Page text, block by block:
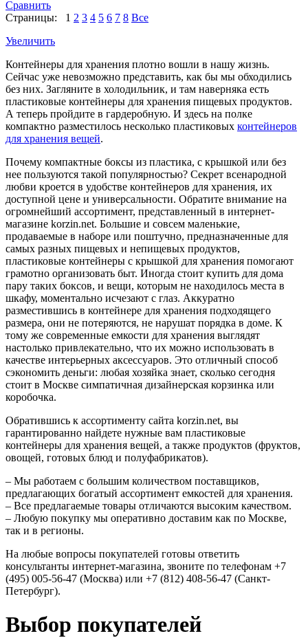
Сравнить
Страницы: 1 2 3 4 5 6 7 8 Все
Увеличить
Контейнеры для хранения плотно вошли в нашу жизнь.
Сейчас уже невозможно представить, как бы мы обходились
без них. Загляните в холодильник, и там наверняка есть
пластиковые контейнеры для хранения пищевых продуктов.
А теперь пройдите в гардеробную. И здесь на полке
компактно разместилось несколько пластиковых контейнеров
для хранения вещей.
Почему компактные боксы из пластика, с крышкой или без
нее пользуются такой популярностью? Секрет всенародной
любви кроется в удобстве контейнеров для хранения, их
доступной цене и универсальности. Обратите внимание на
огромнейший ассортимент, представленный в интернет-
магазине korzin.net. Большие и совсем маленькие,
продаваемые в наборе или поштучно, предназначенные для
самых разных пищевых и непищевых продуктов,
пластиковые контейнеры с крышкой для хранения помогают
грамотно организовать быт. Иногда стоит купить для дома
пару таких боксов, и вещи, которым не находилось места в
шкафу, моментально исчезают с глаз. Аккуратно
разместившись в контейнере для хранения подходящего
размера, они не потеряются, не нарушат порядка в доме. К
тому же современные емкости для хранения выглядят
настолько привлекательно, что их можно использовать в
качестве интерьерных аксессуаров. Это отличный способ
сэкономить деньги: любая хозяйка знает, сколько сегодня
стоит в Москве симпатичная дизайнерская корзинка или
коробочка.
Обратившись к ассортименту сайта korzin.net, вы
гарантированно найдете нужные вам пластиковые
контейнеры для хранения вещей, а также продуктов (фруктов,
овощей, готовых блюд и полуфабрикатов).
– Мы работаем с большим количеством поставщиков,
предлагающих богатый ассортимент емкостей для хранения.
– Все предлагаемые товары отличаются высоким качеством.
– Любую покупку мы оперативно доставим как по Москве,
так и в регионы.
На любые вопросы покупателей готовы ответить
консультанты интернет-магазина, звоните по телефонам +7
(495) 005-56-47 (Москва) или +7 (812) 408-56-47 (Санкт-
Петербург).
Выбор покупателей